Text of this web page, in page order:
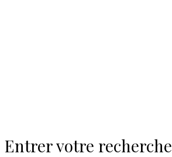
Entrer votre recherche